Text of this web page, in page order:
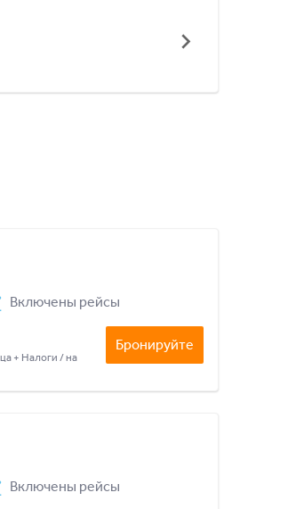
Включены рейсы
+ Налоги / на
Бронируйте
Включены рейсы